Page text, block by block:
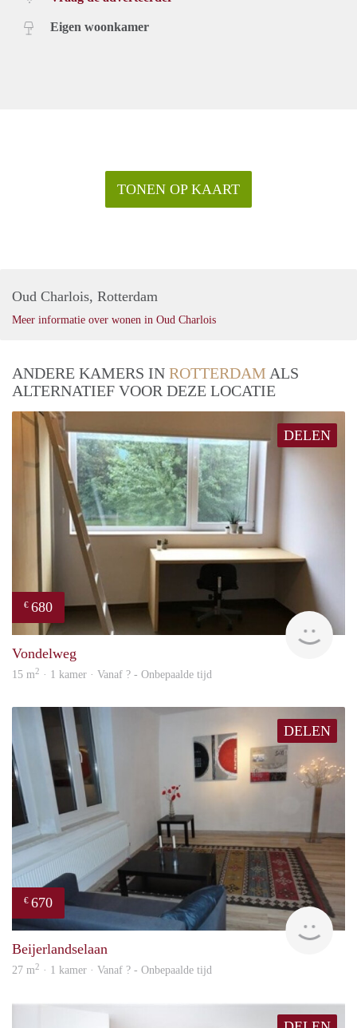
Eigen woonkamer
TONEN OP KAART
Oud Charlois, Rotterdam
Meer informatie over wonen in Oud Charlois
ANDERE KAMERS IN ROTTERDAM ALS
ALTERNATIEF VOOR DEZE LOCATIE
DELEN
€ 680
Vondelweg
15 m2 · 1 kamer · Vanaf ? - Onbepaalde tijd
DELEN
€ 670
Beijerlandselaan
27 m2 · 1 kamer · Vanaf ? - Onbepaalde tijd